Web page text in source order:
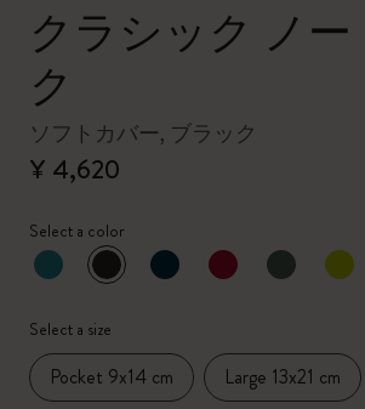
クラシック ノー
ク
ソフトカバー, ブラック
¥ 4,620
Select a color
選択済
*選択したカラー
Select a size
Pocket 9x14 cm Large 13x21 cm